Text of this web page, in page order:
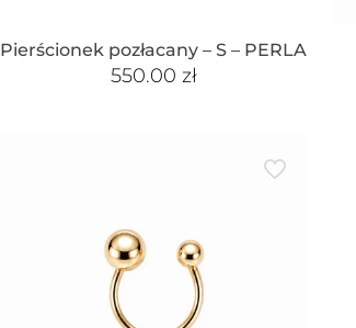
Pierścionek pozłacany – S – PERLA
550.00 zł